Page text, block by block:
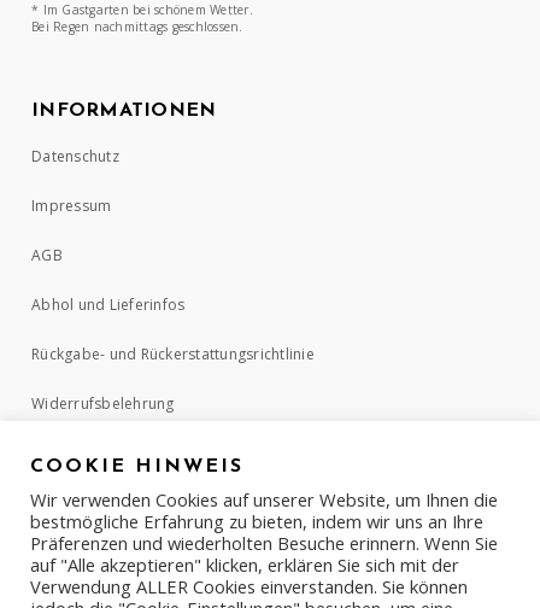
* Im Gastgarten bei schönem Wetter.
Bei Regen nachmittags geschlossen.
INFORMATIONEN
Datenschutz
Impressum
AGB
Abhol und Lieferinfos
Rückgabe- und Rückerstattungsrichtlinie
Widerrufsbelehrung
ZAHLUNGSMETHODEN
COOKIE HINWEIS
Wir verwenden Cookies auf unserer Website, um Ihnen die
bestmögliche Erfahrung zu bieten, indem wir uns an Ihre
Präferenzen und wiederholten Besuche erinnern. Wenn Sie
auf "Alle akzeptieren" klicken, erklären Sie sich mit der
Verwendung ALLER Cookies einverstanden. Sie können